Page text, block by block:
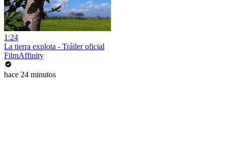
1:24
La tierra explota - Tráiler oficial
FilmAffinity
hace 24 minutos